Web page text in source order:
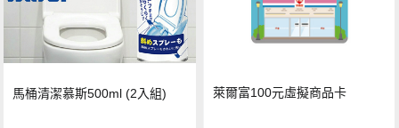
馬桶清潔慕斯500ml (2入組) 萊爾富100元虛擬商品卡